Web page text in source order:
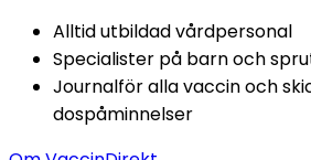
Alltid utbildad vårdpersonal
Specialister på barn och
Journalför alla vaccin och
dospåminnelser